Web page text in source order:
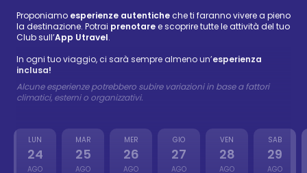
Proponiamo esperienze autenticheche ti faranno vivere a pieno
la destinazione. Potrai prenotaree scoprire tutte le attività del tuo
Club sull’App Utravel.
In ogni tuo viaggio, ci sarà sempre almeno un’esperienza
inclusa!
Alcune esperienze potrebbero subire variazioni in base a fattori
climatici, esterni o organizzativi.
LUN
24
AGO
MAR
25
AGO
MER
26
AGO
GIO
27
AGO
VEN
28
AGO
SAB
29
AGO